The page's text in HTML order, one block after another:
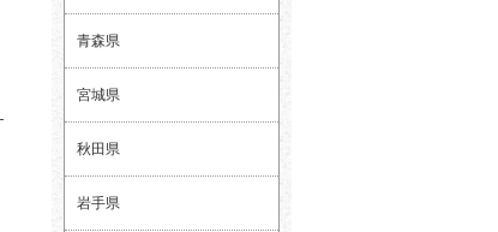
青森県
宮城県
秋田県
岩手県